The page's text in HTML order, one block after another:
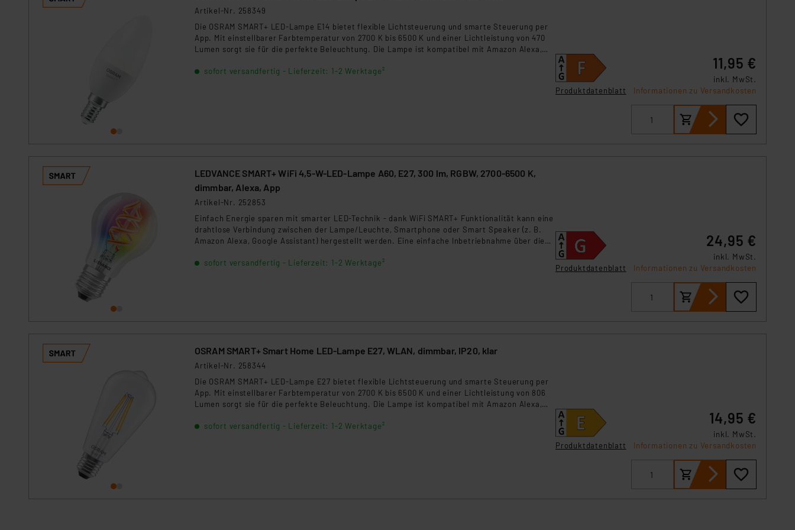
Unsere Kooperation mit diesen Dienstleistern stützt sich auf die Standarddatenschutzklauseln der Europäischen
Daten, verbundenen Risiken.“
Artikel-Nr. 258349
Die OSRAM SMART+ LED-Lampe E14 bietet flexible Lichtsteuerung und smarte Steuerung per
App. Mit einstellbarer Farbtemperatur von 2700 K bis 6500 K und einer Lichtleistung von 470
Lumen sorgt sie für die perfekte Beleuchtung. Die Lampe ist kompatibel mit Amazon Alexa,
sofort versandfertig - Lieferzeit: 1-2 Werktage²
Produktdatenblatt
11,95 €
inkl. MwSt.
Informationen zu Versandkosten
LEDVANCE SMART+ WiFi 4,5-W-LED-Lampe A60, E27, 300 lm, RGBW, 2700-6500 K,
dimmbar, Alexa, App
Artikel-Nr. 252853
Einfach Energie sparen mit smarter LED-Technik - dank WiFi SMART+ Funktionalität kann eine
drahtlose Verbindung zwischen der Lampe/Leuchte, Smartphone oder Smart Speaker (z. B.
Amazon Alexa, Google Assistant) hergestellt werden. Eine einfache Inbetriebnahme über die
sofort versandfertig - Lieferzeit: 1-2 Werktage²
Produktdatenblatt
24,95 €
inkl. MwSt.
Informationen zu Versandkosten
OSRAM SMART+ Smart Home LED-Lampe E27, WLAN, dimmbar, IP20, klar
Artikel-Nr. 258344
Die OSRAM SMART+ LED-Lampe E27 bietet flexible Lichtsteuerung und smarte Steuerung per
App. Mit einstellbarer Farbtemperatur von 2700 K bis 6500 K und einer Lichtleistung von 806
Lumen sorgt sie für die perfekte Beleuchtung. Die Lampe ist kompatibel mit Amazon Alexa,
sofort versandfertig - Lieferzeit: 1-2 Werktage²
Produktdatenblatt
14,95 €
inkl. MwSt.
Informationen zu Versandkosten